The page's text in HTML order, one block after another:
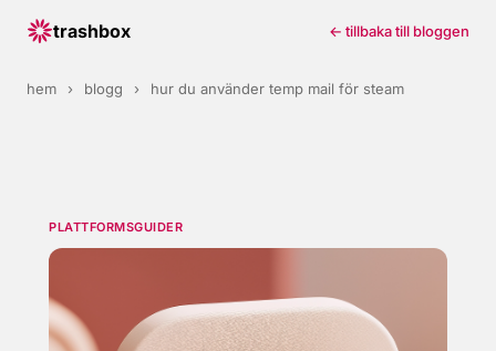
trashbox ← tillbaka till bloggen
hem › blogg › hur du använder temp mail för steam
PLATTFORMSGUIDER